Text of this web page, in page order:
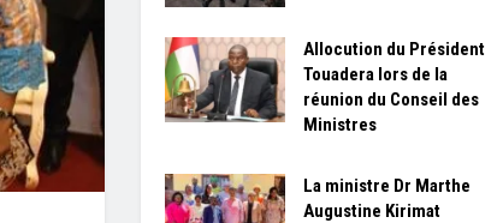
Allocution du Président
Touadera lors de la
réunion du Conseil des
Ministres
La ministre Dr Marthe
Augustine Kirimat